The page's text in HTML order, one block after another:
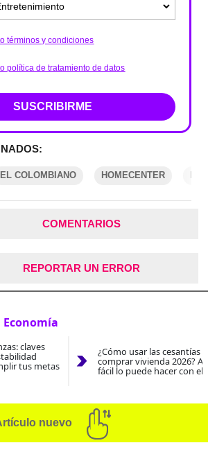
términos y condiciones
política de tratamiento de datos
SUSCRIBIRME
EL COLOMBIANO HOMECENTER
COMENTARIOS
REPORTAR UN ERROR
Economía
claves
tus metas
¿Cómo usar las cesantías
comprar vivienda 2026?
fácil lo puede hacer con el
nuevo